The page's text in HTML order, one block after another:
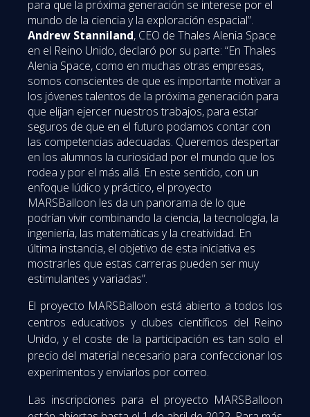
para que la próxima generación se interese por el
mundo de la ciencia y la exploración espacial”.
Andrew Stanniland, CEO de Thales Alenia Space
en el Reino Unido, declaró por su parte: “En Thales
Alenia Space, como en muchas otras empresas,
somos conscientes de que es importante motivar a
los jóvenes talentos de la próxima generación para
que elijan ejercer nuestros trabajos, para estar
seguros de que en el futuro podamos contar con
las competencias adecuadas. Queremos despertar
en los alumnos la curiosidad por el mundo que los
rodea y por el más allá. En este sentido, con un
enfoque lúdico y práctico, el proyecto
MARSBalloon les da un panorama de lo que
podrían vivir combinando la ciencia, la tecnología, la
ingeniería, las matemáticas y la creatividad. En
última instancia, el objetivo de esta iniciativa es
mostrarles que estas carreras pueden ser muy
estimulantes y variadas”.
El proyecto MARSBalloon está abierto a todos los
centros educativos y clubes científicos del Reino
Unido, y el coste de la participación es tan solo el
precio del material necesario para confeccionar los
experimentos y enviarlos por correo.
Las inscripciones para el proyecto MARSBalloon